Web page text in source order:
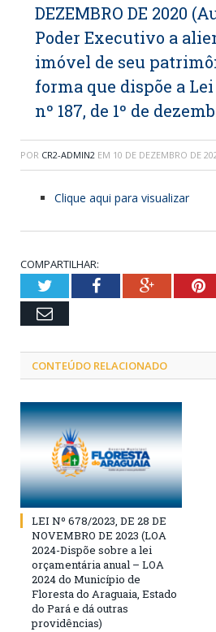
DEZEMBRO DE 2020
Poder Executivo a
imóvel de seu
forma que dispõe a
nº 187, de 1º de
POR CR2-ADMIN2 EM 10 DE DEZEMBRO DE
Clique aqui para visualizar
COMPARTILHAR:
TwitterFacebookGoogle+
Email
CONTEÚDO RELACIONADO
LEI Nº 678/2023, DE 28 DE
NOVEMBRO DE 2023 (LOA
2024-Dispõe sobre a lei
orçamentária anual – LOA
2024 do Município de
Floresta do Araguaia, Estado
do Pará e dá outras
providências)